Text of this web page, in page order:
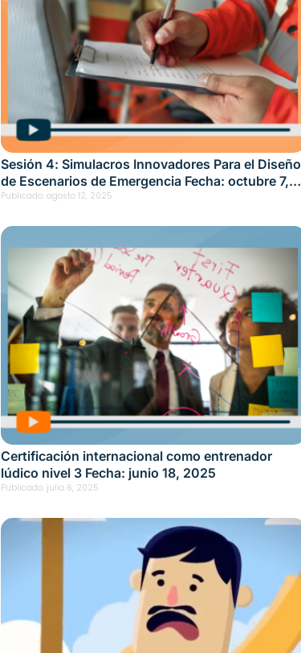
Sesión 4: Simulacros Innovadores Para el Diseño
de Escenarios de Emergencia Fecha: octubre 7,
2025
Publicado: agosto 12, 2025
Certificación internacional como entrenador
lúdico nivel 3 Fecha: junio 18, 2025
Publicado: julio 6, 2025